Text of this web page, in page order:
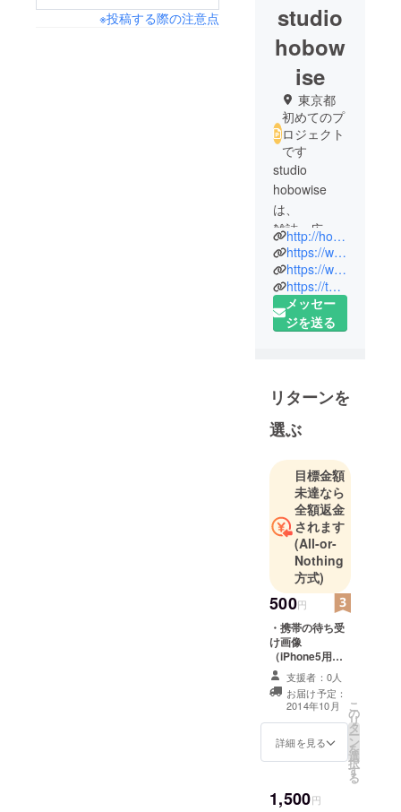
※投稿する際の注意点
studio
hobow
ise
東京都
初めてのプ
ロジェクト
です
studio
hobowise
は、
雑誌・広
告・Webな
どのデザイ
ン、イラス
ト製作、写
真撮影を
http://hobowise.com/
https://www.facebook.com/hobowise
https://www.facebook.com/hobocollection
https://twitter.com/hobo_collection
メッセー
ジを送る
リターンを
選ぶ
目標金額
未達なら
全額返金
されます
(All-or-
Nothing
方式)
500円
・携帯の待ち受
け画像
（iPhone5用）5
点セットをお送
りいたします。
支援者：0人
お届け予定：
2014年10月
詳細を見る
こ
の
リ
タ
ー
ン
を
選
択
す
る
1,500円